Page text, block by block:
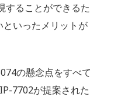
することができるた
いったメリットが
の懸念点をすべて
7702が提案された